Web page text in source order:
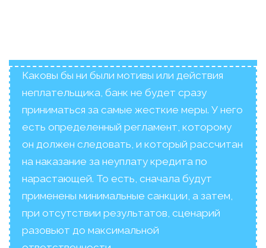
Каковы бы ни были мотивы или действия
неплательщика, банк не будет сразу
приниматься за самые жесткие меры. У него
есть определенный регламент, которому
он должен следовать, и который рассчитан
на наказание за неуплату кредита по
нарастающей. То есть, сначала будут
применены минимальные санкции, а затем,
при отсутствии результатов, сценарий
разовьют до максимальной